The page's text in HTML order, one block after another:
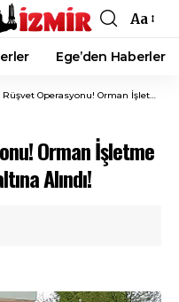
Font
Resizer
Aa
Ege’den Haberler
Orman İşletme Müdürü Dahil 25 Kişi Gözaltına Alındı!
Orman İşletme
Alındı!